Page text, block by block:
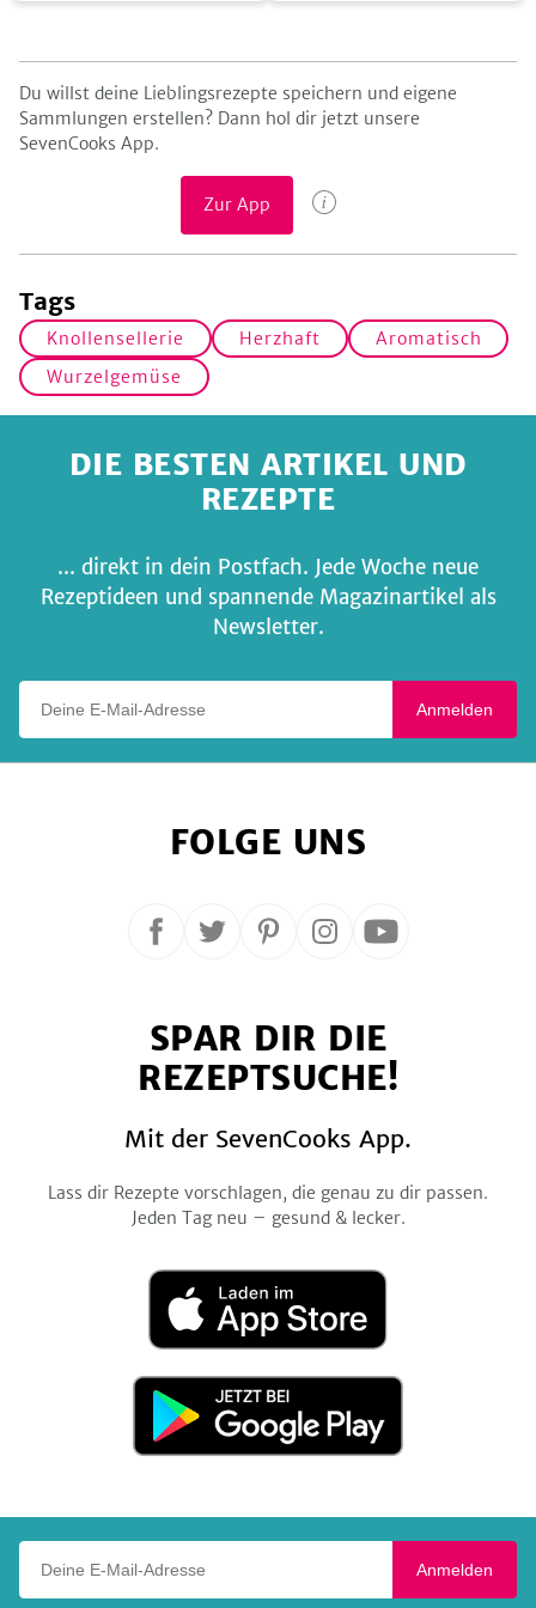
Du willst deine Lieblingsrezepte speichern und eigene
Sammlungen erstellen? Dann hol dir jetzt unsere
SevenCooks App.
Zur App
Tags
Knollensellerie Herzhaft
Aromatisch
Wurzelgemüse
DIE BESTEN ARTIKEL UND
REZEPTE
... direkt in dein Postfach. Jede Woche neue
Rezeptideen und spannende Magazinartikel als
Newsletter.
Anmelden
FOLGE UNS
Folge
Facebook
Folge
Twitter
Folge
Pinterest
Folge
Instagram
Folge
YouTube
SPAR DIR DIE
REZEPTSUCHE!
Mit der SevenCooks App.
Lass dir Rezepte vorschlagen, die genau zu dir passen.
Jeden Tag neu – gesund & lecker.
Laden
im
App
Jetzt
Google
Anmelden